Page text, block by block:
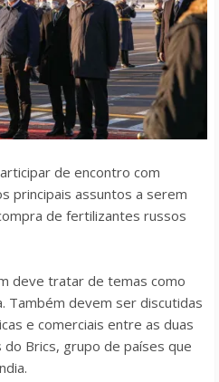
de encontro com
principais assuntos a serem
de fertilizantes russos
deve tratar de temas como
Também devem ser discutidas
e comerciais entre as duas
Brics, grupo de países que